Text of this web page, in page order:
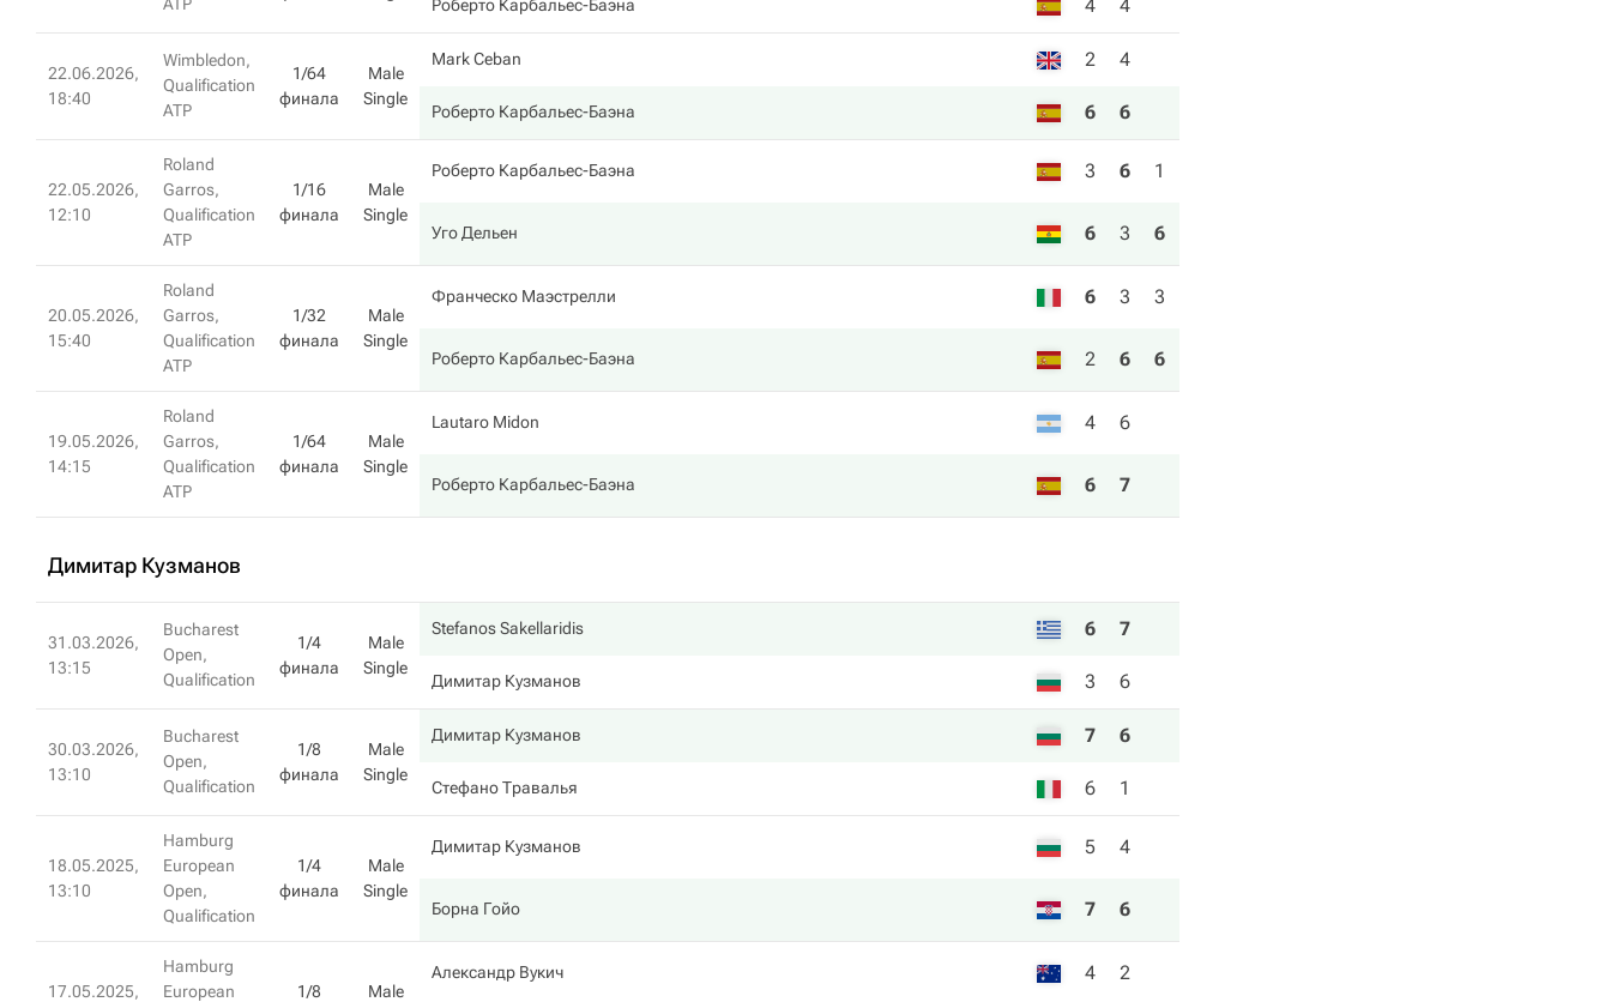
Роберто Карбальес-Баэна 4 4
22.06.2026,
18:40
Wimbledon,
Qualification
ATP
1/64
финала
Male
Single
Mark Ceban 2 4
Роберто Карбальес-Баэна 6 6
22.05.2026,
12:10
Roland
Garros,
Qualification
ATP
1/16
финала
Male
Single
Роберто Карбальес-Баэна 3 6 1
Уго Дельен 6 3 6
20.05.2026,
15:40
Roland
Garros,
Qualification
ATP
1/32
финала
Male
Single
Франческо Маэстрелли 6 3 3
Роберто Карбальес-Баэна 2 6 6
19.05.2026,
14:15
Roland
Garros,
Qualification
ATP
1/64
финала
Male
Single
Lautaro Midon 4 6
Роберто Карбальес-Баэна 6 7
Димитар Кузманов
31.03.2026,
13:15
Bucharest
Open,
Qualification
1/4
финала
Male
Single
Stefanos Sakellaridis 6 7
Димитар Кузманов 3 6
30.03.2026,
13:10
Bucharest
Open,
Qualification
1/8
финала
Male
Single
Димитар Кузманов 7 6
Стефано Травалья 6 1
18.05.2025,
13:10
Hamburg
European
Open,
Qualification
1/4
финала
Male
Single
Димитар Кузманов 5 4
Борна Гойо 7 6
17.05.2025,
Hamburg
European
1/8
Male
Александр Вукич 4 2